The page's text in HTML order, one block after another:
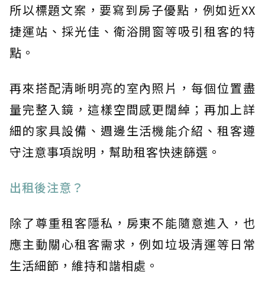
所以標題文案，要寫到房子優點，例如近XX
捷運站、採光佳、衛浴開窗等吸引租客的特
點。
再來搭配清晰明亮的室內照片，每個位置盡
量完整入鏡，這樣空間感更闊綽；再加上詳
細的家具設備、週邊生活機能介紹、租客遵
守注意事項說明，幫助租客快速篩選。
出租後注意？
除了尊重租客隱私，房東不能隨意進入，也
應主動關心租客需求，例如垃圾清運等日常
生活細節，維持和諧相處。